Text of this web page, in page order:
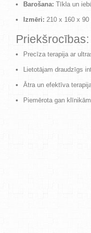
Barošana: Tīkla un
Izmēri: 210 x 160 x 90
Priekšrocības:
Precīza terapija ar
Lietotājam draudzīgs
Ātra un efektīva
Piemērota gan